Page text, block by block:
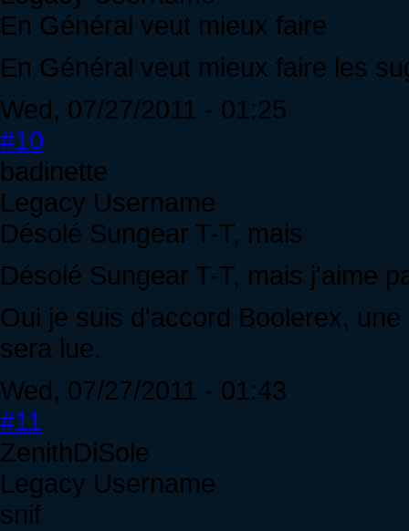
En Général veut mieux faire
En Général veut mieux faire les
Wed, 07/27/2011 - 01:25
#10
badinette
Legacy Username
Désolé Sungear T-T, mais
Désolé Sungear T-T, mais j'aime
Oui je suis d'accord Boolerex,
sera lue.
Wed, 07/27/2011 - 01:43
#11
ZenithDiSole
Legacy Username
snif